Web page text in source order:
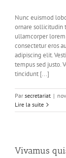
Nunc euismod
ornare sollicitudin
ullamcorper lorem
consectetur eros
adipiscing elit.
tempus sed justo.
tincidunt [...]
Par secretariat |
Lire la suite
Vivamus